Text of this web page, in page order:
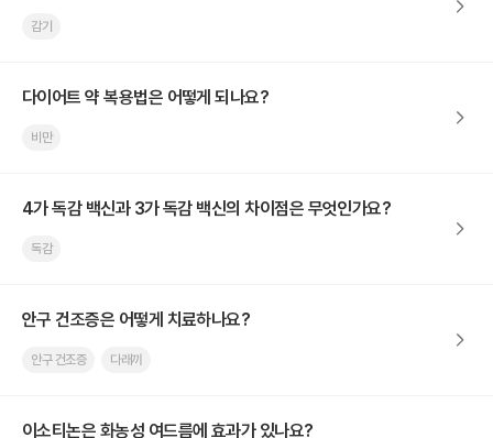
감기
다이어트 약 복용법은 어떻게 되나요?
비만
4가 독감 백신과 3가 독감 백신의 차이점은 무엇인가요?
독감
안구 건조증은 어떻게 치료하나요?
안구 건조증 다래끼
이소티논은 화농성 여드름에 효과가 있나요?